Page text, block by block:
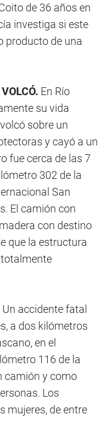
de 36 años en
investiga si este
producto de una
En Río
su vida
sobre un
y cayó a un
fue cerca de las 7
302 de la
San
El camión con
con destino
que la estructura
Un accidente fatal
a dos kilómetros
en el
116 de la
camión y como
Los
mujeres, de entre